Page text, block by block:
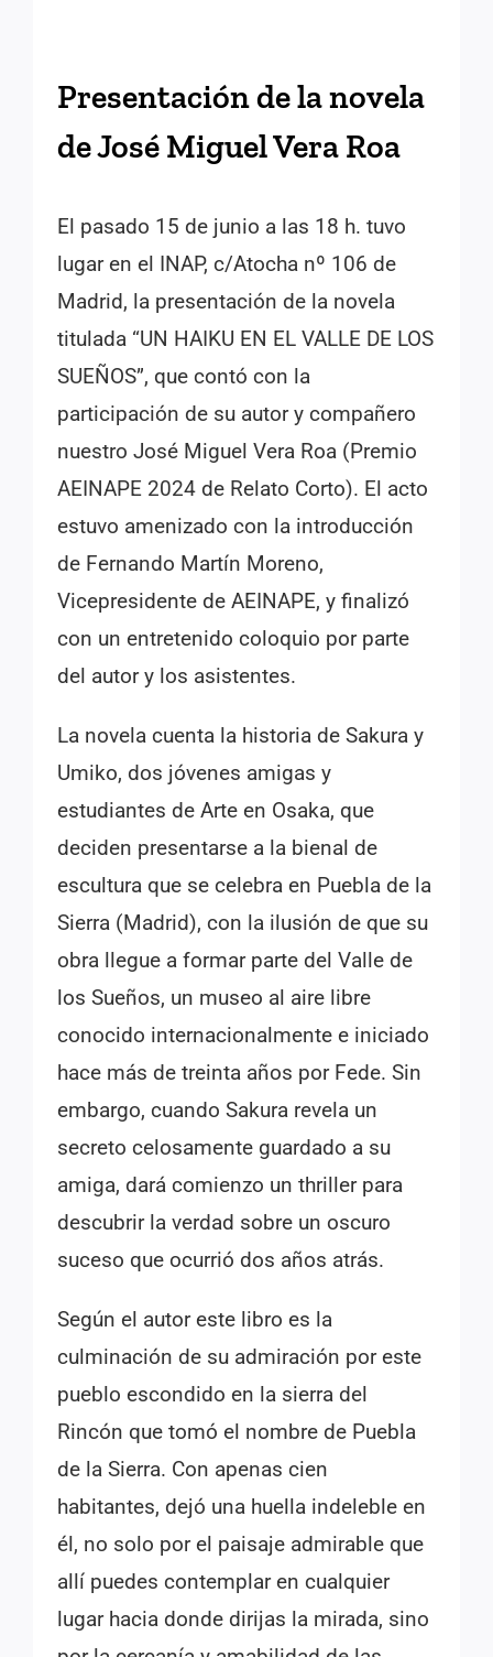
Presentación de la novela
de José Miguel Vera Roa
El pasado 15 de junio a las 18 h. tuvo
lugar en el INAP, c/Atocha nº 106 de
Madrid, la presentación de la novela
titulada “UN HAIKU EN EL VALLE DE LOS
SUEÑOS”, que contó con la
participación de su autor y compañero
nuestro José Miguel Vera Roa (Premio
AEINAPE 2024 de Relato Corto). El acto
estuvo amenizado con la introducción
de Fernando Martín Moreno,
Vicepresidente de AEINAPE, y finalizó
con un entretenido coloquio por parte
del autor y los asistentes.
La novela cuenta la historia de Sakura y
Umiko, dos jóvenes amigas y
estudiantes de Arte en Osaka, que
deciden presentarse a la bienal de
escultura que se celebra en Puebla de la
Sierra (Madrid), con la ilusión de que su
obra llegue a formar parte del Valle de
los Sueños, un museo al aire libre
conocido internacionalmente e iniciado
hace más de treinta años por Fede. Sin
embargo, cuando Sakura revela un
secreto celosamente guardado a su
amiga, dará comienzo un thriller para
descubrir la verdad sobre un oscuro
suceso que ocurrió dos años atrás.
Según el autor este libro es la
culminación de su admiración por este
pueblo escondido en la sierra del
Rincón que tomó el nombre de Puebla
de la Sierra. Con apenas cien
habitantes, dejó una huella indeleble en
él, no solo por el paisaje admirable que
allí puedes contemplar en cualquier
lugar hacia donde dirijas la mirada, sino